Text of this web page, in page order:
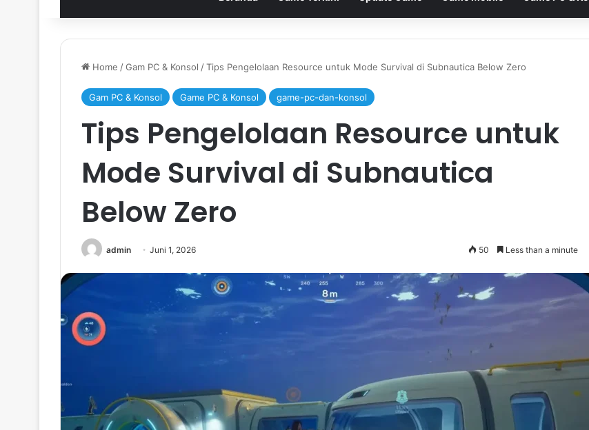
Home /Gam PC & Konsol /Tips Pengelolaan Resource untuk Mode Survival di Subnautica Below Zero
Gam PC & Konsol Game PC & Konsol game-pc-dan-konsol
Tips Pengelolaan Resource untuk
Mode Survival di Subnautica
Below Zero
admin Juni 1, 2026 50 Less than a minute